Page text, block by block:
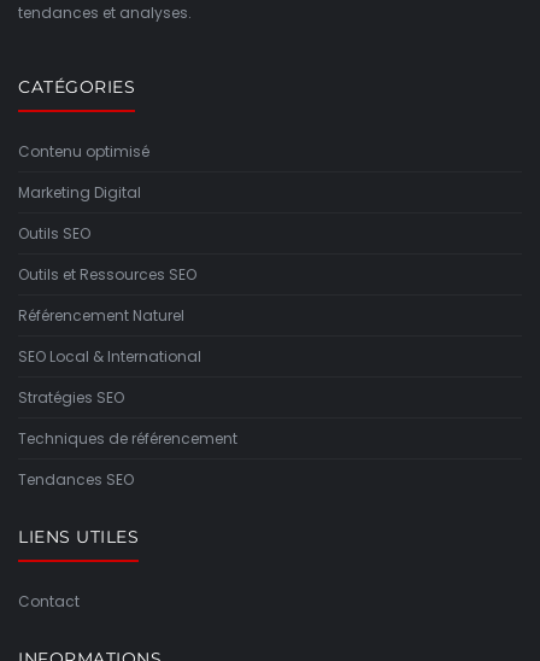
tendances et analyses.
CATÉGORIES
Contenu optimisé
Marketing Digital
Outils SEO
Outils et Ressources SEO
Référencement Naturel
SEO Local & International
Stratégies SEO
Techniques de référencement
Tendances SEO
LIENS UTILES
Contact